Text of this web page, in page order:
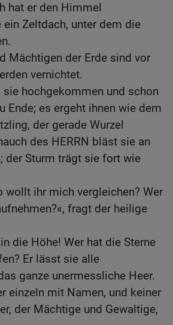
hat er den Himmel
ein Zeltdach, unter dem die
Mächtigen der Erde sind vor
vernichtet.
sie hochgekommen und schon
Ende; es ergeht ihnen wie dem
der gerade Wurzel
des HERRN bläst sie an
der Sturm trägt sie fort wie
wollt ihr mich vergleichen? Wer
fragt der heilige
die Höhe! Wer hat die Sterne
Er lässt sie alle
ganze unermessliche Heer.
einzeln mit Namen, und keiner
der Mächtige und Gewaltige,